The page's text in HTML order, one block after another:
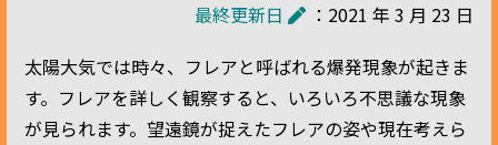
最終更新日
：2021 年 3 月 23 日
太陽大気では時々、フレアと呼ばれる爆発現象が起きま
す。フレアを詳しく観察すると、いろいろ不思議な現象
が見られます。望遠鏡が捉えたフレアの姿や現在考えら